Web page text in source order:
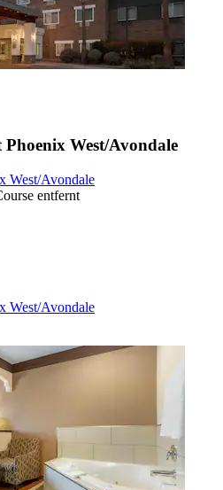
West/Avondale
West/Avondale
entfernt
West/Avondale